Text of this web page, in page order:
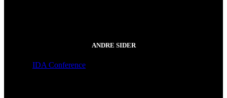
ANDRE SIDER
IDA Conference